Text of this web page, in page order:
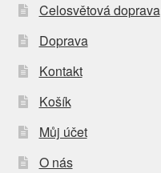
Celosvětová doprava
Doprava
Kontakt
Košík
Můj účet
O nás